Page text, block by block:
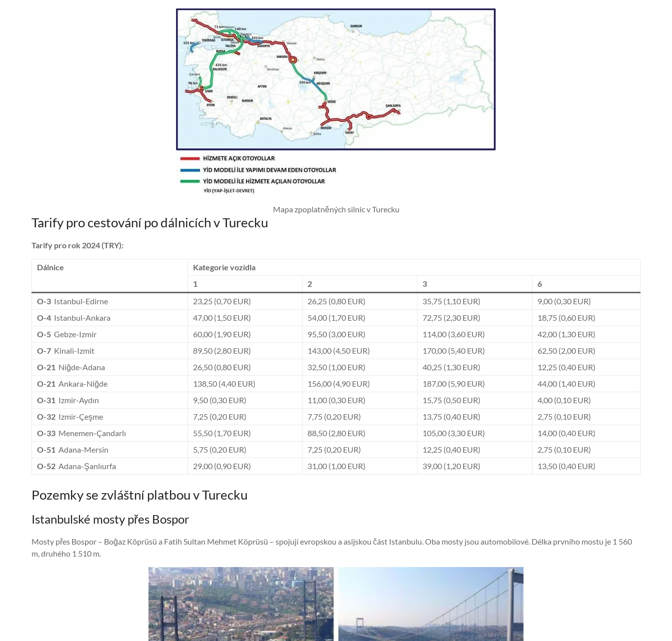
Mapa zpoplatněných silnic v Turecku
Tarify pro cestování po dálnicích v Turecku
Tarify pro rok 2024 (TRY):
Dálnice
Kategorie vozidla
1
2 3
6
O-3 Istanbul-Edirne 23,25 (0,70 EUR) 26,25 (0,80 EUR) 35,75 (1,10 EUR)
9,00 (0,30 EUR)
O-4 Istanbul-Ankara 47,00 (1,50 EUR) 54,00 (1,70 EUR) 72,75 (2,30 EUR)
18,75 (0,60 EUR)
O-5 Gebze-Izmir 60,00 (1,90 EUR) 95,50 (3,00 EUR) 114,00 (3,60 EUR)
42,00 (1,30 EUR)
O-7 Kinali-Izmit 89,50 (2,80 EUR) 143,00 (4,50 EUR) 170,00 (5,40 EUR)
62,50 (2,00 EUR)
O-21 Niğde-Adana 26,50 (0,80 EUR) 32,50 (1,00 EUR) 40,25 (1,30 EUR)
12,25 (0,40 EUR)
O-21 Ankara-Niğde 138,50 (4,40 EUR) 156,00 (4,90 EUR) 187,00 (5,90 EUR)
44,00 (1,40 EUR)
O-31 Izmir-Aydın 9,50 (0,30 EUR) 11,00 (0,30 EUR) 15,75 (0,50 EUR)
4,00 (0,10 EUR)
O-32 Izmir-Çeşme 7,25 (0,20 EUR) 7,75 (0,20 EUR) 13,75 (0,40 EUR)
2,75 (0,10 EUR)
O-33 Menemen-Çandarlı 55,50 (1,70 EUR) 88,50 (2,80 EUR) 105,00 (3,30 EUR)
14,00 (0,40 EUR)
O-51 Adana-Mersin 5,75 (0,20 EUR) 7,25 (0,20 EUR) 12,25 (0,40 EUR)
2,75 (0,10 EUR)
O-52 Adana-Şanlıurfa 29,00 (0,90 EUR) 31,00 (1,00 EUR) 39,00 (1,20 EUR) 13,50 (0,40 EUR)
Pozemky se zvláštní platbou v Turecku
Istanbulské mosty přes Bospor
Mosty přes Bospor – Boğaz Köprüsü a Fatih Sultan Mehmet Köprüsü – spojují evropskou a asijskou část Istanbulu. Oba mosty jsou automobilové. Délka prvního mostu je 1 560
m, druhého 1 510 m.